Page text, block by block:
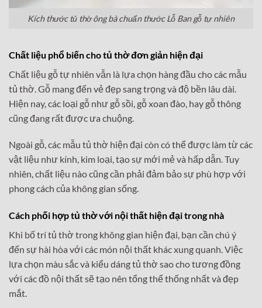
Kích thước tủ thờ ông bà chuẩn thước Lỗ Ban gỗ tự nhiên
Chất liệu phổ biến cho tủ thờ đơn giản hiện đại
Chất liệu gỗ tự nhiên vẫn là lựa chọn hàng đầu cho các mẫu
tủ thờ. Gỗ mang đến vẻ đẹp sang trọng và độ bền lâu dài.
Hiện nay, các loại gỗ như gỗ sồi, gỗ xoan đào, hay gỗ thông
cũng đang rất được ưa chuộng.
Ngoài gỗ, các mẫu tủ thờ hiện đại còn có thể được làm từ các
vật liệu như kính, kim loại, tạo sự mới mẻ và hấp dẫn. Tuy
nhiên, chất liệu nào cũng cần phải đảm bảo sự phù hợp với
phong cách của không gian sống.
Cách phối hợp tủ thờ với nội thất hiện đại trong nhà
Khi bố trí tủ thờ trong không gian hiện đại, bạn cần chú ý
đến sự hài hòa với các món nội thất khác xung quanh. Việc
lựa chọn màu sắc và kiểu dáng tủ thờ sao cho tương đồng
với các đồ nội thất sẽ tạo nên tổng thể thống nhất và đẹp
mắt.